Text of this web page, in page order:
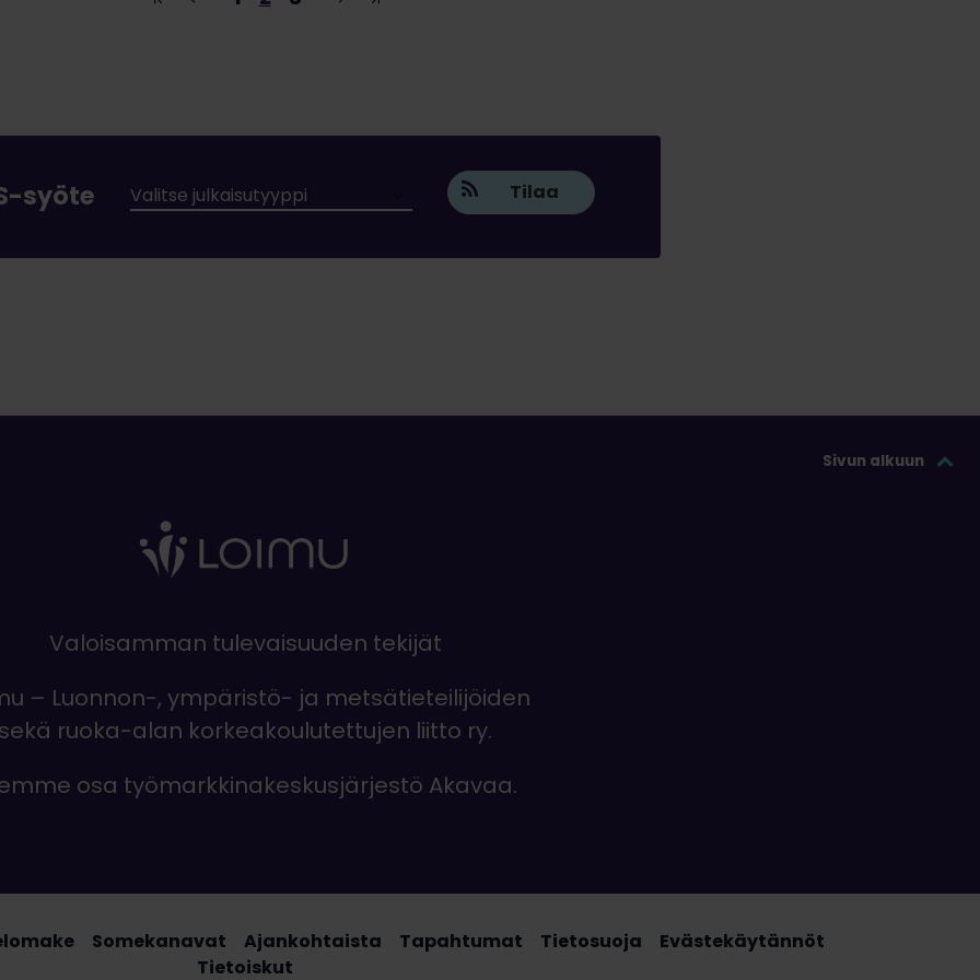
syöte Tilaa
Sivun alkuun
Valoisamman tulevaisuuden tekijät
– Luonnon-, ympäristö- ja metsätieteilijöiden
sekä ruoka-alan korkeakoulutettujen liitto ry.
osa työmarkkinakeskusjärjestö Akavaa.
Somekanavat Ajankohtaista Tapahtumat Tietosuoja
Evästekäytännöt
Tietoiskut